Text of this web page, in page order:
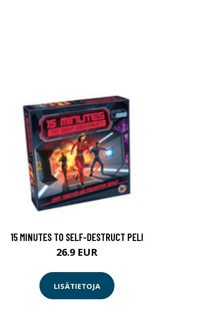
15 MINUTES TO SELF-DESTRUCT PELI
26.9 EUR
LISÄTIETOJA